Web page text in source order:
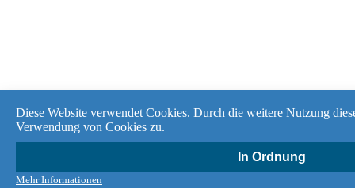
Diese Website verwendet Cookies. Durch die weitere Nutzung
Verwendung von Cookies zu.
In Ordnung
Mehr Informationen